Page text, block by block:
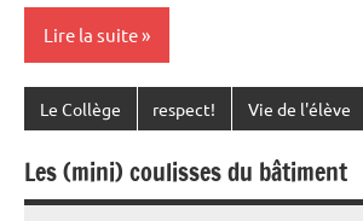
Lire la suite
Le Collège respect! Vie de l'élève
Les (mini) coulisses du bâtiment